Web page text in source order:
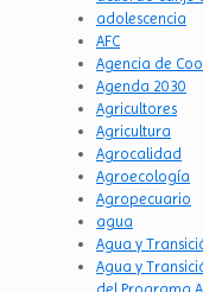
adolescencia
AFC
Agencia de
Agenda 2030
Agricultores
Agricultura
Agrocalidad
Agroecología
Agropecuario
agua
Agua y
Agua y